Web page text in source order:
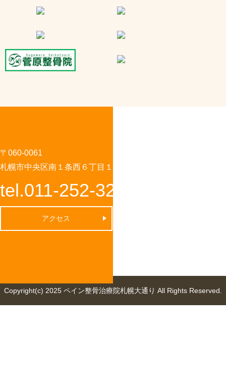
〒060-0061
札幌市中央区南１条西６丁目１－４ 第２７桂和ビル8階
tel.011-252-3201
アクセス
Copyright(c) 2025 ペイン整骨治療院札幌大通り All Rights Reserved.